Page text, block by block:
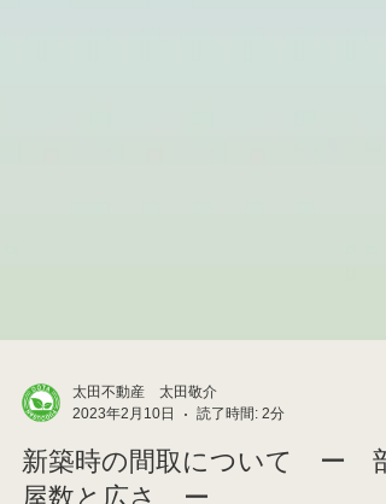
太田不動産 太田敬介
2023年2月10日
読了時間: 2分